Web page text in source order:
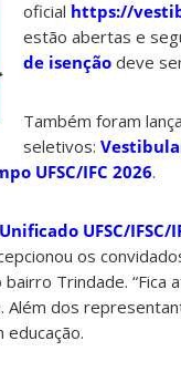
oficial https://
estão abertas e
de isenção deve
Também foram
seletivos:
UFSC/IFC 2026.
UFSC/IFSC/
os
Trindade.
dos